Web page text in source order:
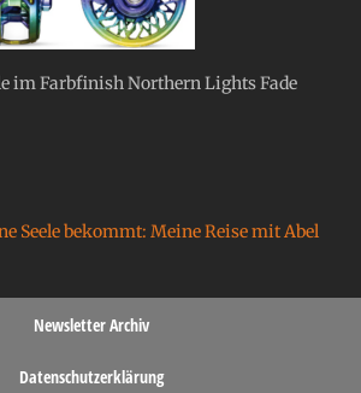
im Farbfinish Northern Lights Fade
Seele bekommt: Meine Reise mit Abel
Newsletter Archiv
Datenschutzerklärung